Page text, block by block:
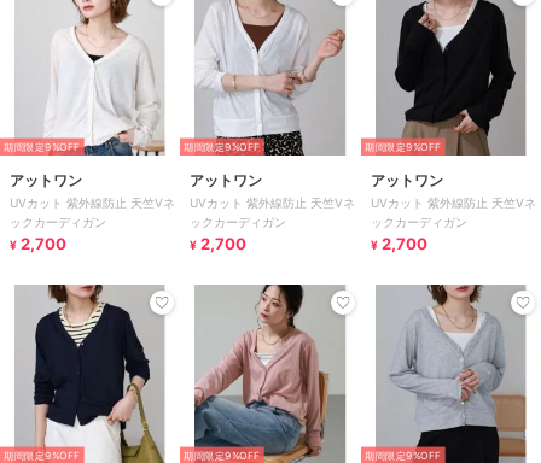
期間限定9%OFF
アットワン
UVカット 紫外線防止 天竺Vネ
ックカーディガン
¥ 2,700
期間限定9%OFF
アットワン
UVカット 紫外線防止 天竺Vネ
ックカーディガン
¥ 2,700
期間限定9%OFF
アットワン
UVカット 紫外線防止 天竺Vネ
ックカーディガン
¥ 2,700
期間限定9%OFF 期間限定9%OFF 期間限定9%OFF